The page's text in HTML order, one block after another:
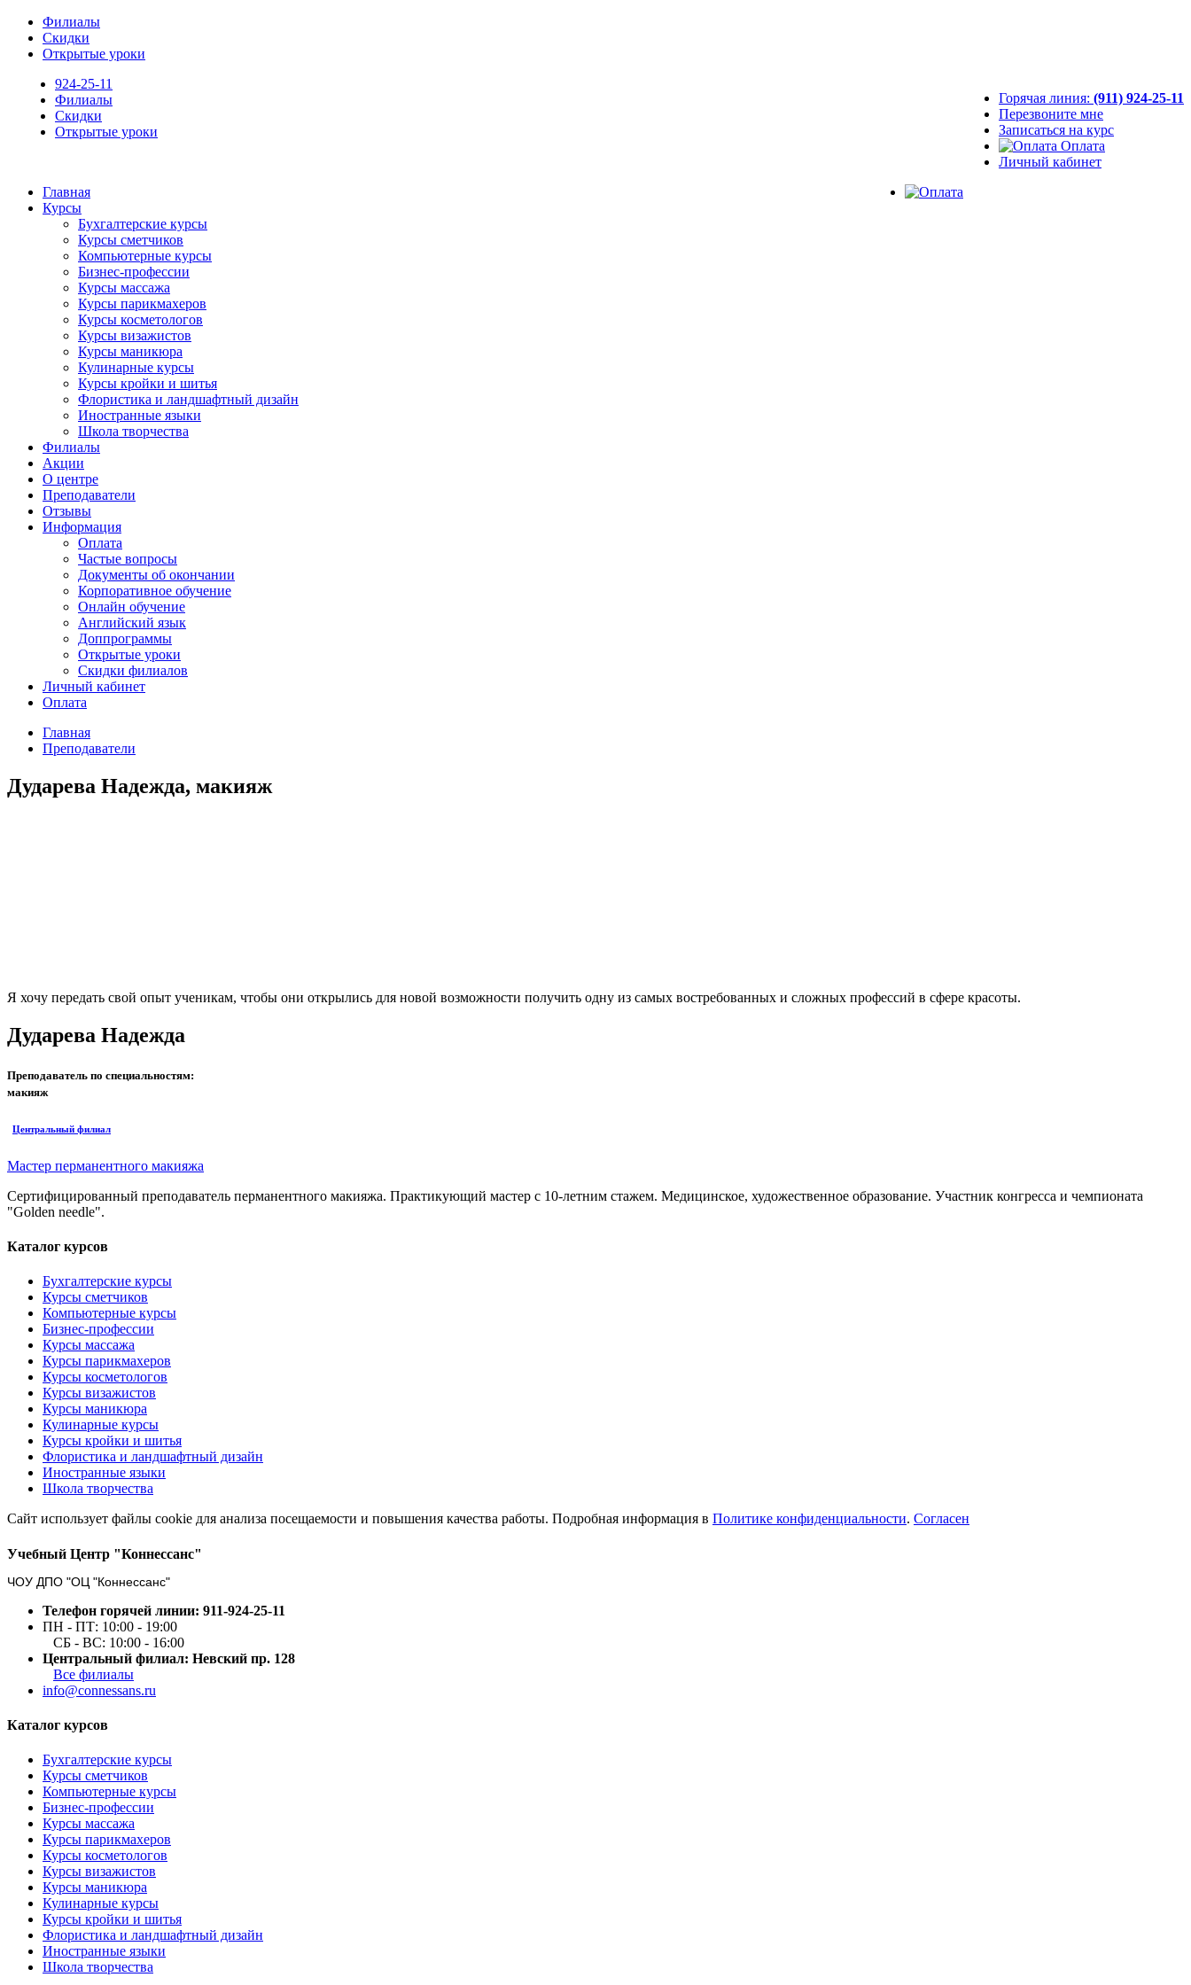
Филиалы
Скидки
Открытые уроки
Горячая линия: (911) 924-25-11
Перезвоните мне
Записаться на курс
Оплата
Личный кабинет
924-25-11
Филиалы
Скидки
Открытые уроки
Главная
Курсы
Бухгалтерские курсы
Курсы сметчиков
Компьютерные курсы
Бизнес-профессии
Курсы массажа
Курсы парикмахеров
Курсы косметологов
Курсы визажистов
Курсы маникюра
Кулинарные курсы
Курсы кройки и шитья
Флористика и ландшафтный дизайн
Иностранные языки
Школа творчества
Филиалы
Акции
О центре
Преподаватели
Отзывы
Информация
Оплата
Частые вопросы
Документы об окончании
Корпоративное обучение
Онлайн обучение
Английский язык
Доппрограммы
Открытые уроки
Скидки филиалов
Личный кабинет
Оплата
Главная
Преподаватели
Дударева Надежда, макияж
Я хочу передать свой опыт ученикам, чтобы они открылись для новой возможности получить одну из самых востребованных и сложных профессий в сфере красоты.
Дударева Надежда
Преподаватель по специальностям:
макияж
Центральный филиал
Мастер перманентного макияжа
Cертифицированный преподаватель перманентного макияжа. Практикующий мастер с 10-летним стажем. Медицинское, художественное образование. Участник конгресса и чемпионата
"Golden needle".
Каталог курсов
Бухгалтерские курсы
Курсы сметчиков
Компьютерные курсы
Бизнес-профессии
Курсы массажа
Курсы парикмахеров
Курсы косметологов
Курсы визажистов
Курсы маникюра
Кулинарные курсы
Курсы кройки и шитья
Флористика и ландшафтный дизайн
Иностранные языки
Школа творчества
Сайт использует файлы cookie для анализа посещаемости и повышения качества работы. Подробная информация в Политике конфиденциальности. Согласен
Учебный Центр "Коннессанс"
ЧОУ ДПО "ОЦ "Коннессанс"
Телефон горячей линии: 911-924-25-11
ПН - ПТ: 10:00 - 19:00
СБ - ВС: 10:00 - 16:00
Центральный филиал: Невский пр. 128
Все филиалы
info@connessans.ru
Каталог курсов
Бухгалтерские курсы
Курсы сметчиков
Компьютерные курсы
Бизнес-профессии
Курсы массажа
Курсы парикмахеров
Курсы косметологов
Курсы визажистов
Курсы маникюра
Кулинарные курсы
Курсы кройки и шитья
Флористика и ландшафтный дизайн
Иностранные языки
Школа творчества